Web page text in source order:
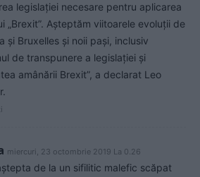
legislaţiei necesare pentru aplicarea
„Brexit”. Aşteptăm viitoarele evoluţii de
şi Bruxelles şi noii paşi, inclusiv
de transpunere a legislaţiei şi
amânării Brexit”, a declarat Leo
miercuri, 23 octombrie 2019 La 0.26
de la un sifilitic malefic scăpat